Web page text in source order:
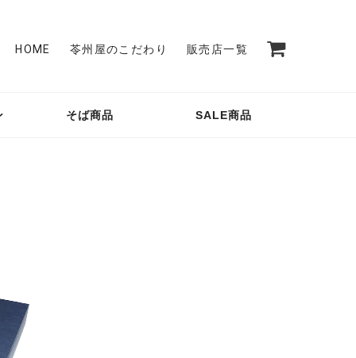
HOME 苓州屋のこだわり 販売店一覧
そば商品 SALE商品